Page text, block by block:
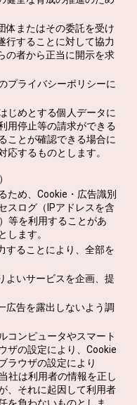
体またはその委託を受け
行することに対して協力
の者から正当に開示を求
プライバシーポリシーに
じめとする個人データに
用停止等の請求ができる
ことが確認できる場合に
応するものとします。
ため、Cookie・広告識別
スログ（IPアドレスを含
等を利用することがあ
します。
することにより、全部を
よいサービスを企画、提
広告を露出しないよう調
コンピュータやスマート
ザの設定により、Cookie
ラウザの設定により
社は利用者の情報を正し
、それに起因して利用者